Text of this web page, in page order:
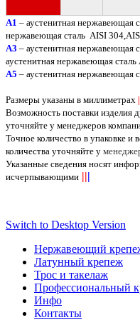
A1 – аустенитная нержавеющая
нержавеющая сталь AISI 304,
А3 – аустенитная нержавеющая
аустенитная нержавеющая сталь
А5 – аустенитная нержавеющая
Размеры указаны в миллиметрах
Возможность поставки изделия
уточняйте у менеджеров
Точное количество в упаковке и
количества уточняйте у
Указанные сведения носят
исчерпывающими |||
Switch to Desktop Version
Нержавеющий
Латунный крепеж
Трос и такелаж
Профессиональный
Инфо
Контакты